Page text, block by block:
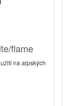
flame
na alpských